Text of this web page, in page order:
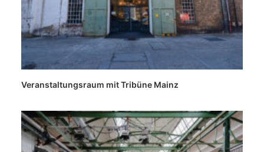
Veranstaltungsraum mit Tribüne Mainz